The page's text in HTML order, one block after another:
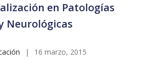
en Patologías
Neurológicas
| 16 marzo, 2015